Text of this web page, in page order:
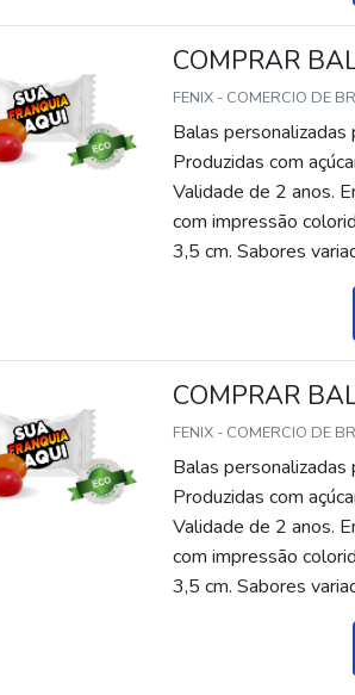
COMPRAR
FENIX - COMERCIO DE
Balas
Produzidas com
Validade de 2 anos.
com impressão
3,5 cm. Sabores
gomas, chicletes,
COMPRAR
FENIX - COMERCIO DE
Balas
Produzidas com
Validade de 2 anos.
com impressão
3,5 cm. Sabores
gomas, chicletes,